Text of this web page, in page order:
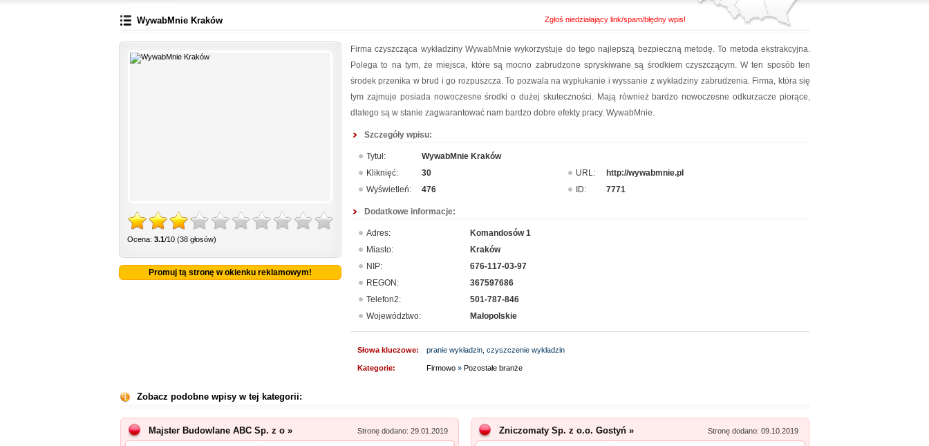
WywabMnie Kraków Zgłoś niedziałający link/spam/błędny wpis!
Ocena: 3.1/10 (38 głosów)
Promuj tą stronę w okienku reklamowym!
Firma czyszcząca wykładziny WywabMnie wykorzystuje do tego najlepszą bezpieczną metodę. To metoda ekstrakcyjna.
Polega to na tym, że miejsca, które są mocno zabrudzone spryskiwane są środkiem czyszczącym. W ten sposób ten
środek przenika w brud i go rozpuszcza. To pozwala na wypłukanie i wyssanie z wykładziny zabrudzenia. Firma, która się
tym zajmuje posiada nowoczesne środki o dużej skuteczności. Mają również bardzo nowoczesne odkurzacze piorące,
dlatego są w stanie zagwarantować nam bardzo dobre efekty pracy. WywabMnie.
Szczegóły wpisu:
Tytuł:
WywabMnie Kraków
Kliknięć:
30 URL:
http://wywabmnie.pl
Wyświetleń:
476 ID: 7771
Dodatkowe informacje:
Adres:
Komandosów 1
Miasto:
Kraków
NIP:
676-117-03-97
REGON:
367597686
Telefon2:
501-787-846
Województwo:
Małopolskie
Słowa kluczowe: pranie wykładzin, czyszczenie wykładzin
Kategorie: Firmowo » Pozostałe branże
Zobacz podobne wpisy w tej kategorii:
Majster Budowlane ABC Sp. z o » Stronę dodano: 29.01.2019 Zniczomaty Sp. z o.o. Gostyń » Stronę dodano: 09.10.2019